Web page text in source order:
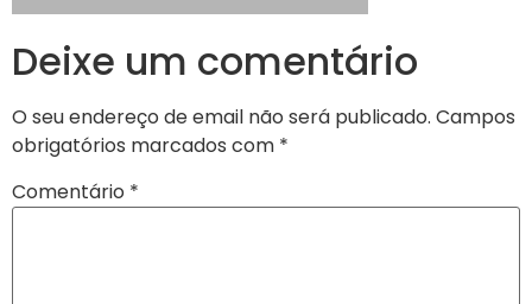
Deixe um comentário
O seu endereço de email não será publicado. Campos
obrigatórios marcados com *
Comentário *